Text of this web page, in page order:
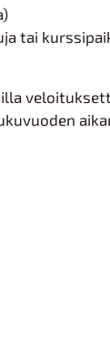
tai